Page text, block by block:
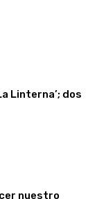
Linterna’; dos
nuestro